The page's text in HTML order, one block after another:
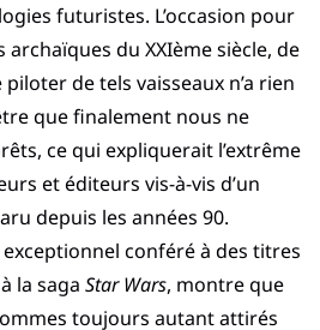
futuristes. L’occasion pour
archaïques du XXIème siècle, de
de tels vaisseaux n’a rien
que finalement nous ne
ce qui expliquerait l’extrême
et éditeurs vis-à-vis d’un
depuis les années 90.
conféré à des titres
la saga Star Wars, montre que
toujours autant attirés